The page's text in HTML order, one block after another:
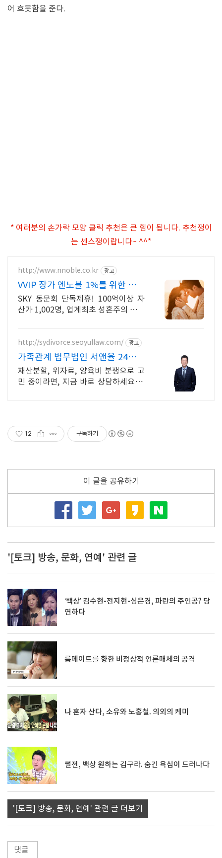
어 흐뭇함을 준다.
* 여러분의 손가락 모양 클릭 추천은 큰 힘이 됩니다. 추천쟁이
는 센스쟁이랍니다~ ^^*
http://www.nnoble.co.kr 광고
VVIP 장가 엔노블 1%를 위한 상류
층 결정사
SKY 동문회 단독제휴! 100억이상 자
산가 1,002명, 업계최초 성혼주의 시행
상 2회수상
http://sydivorce.seoyullaw.com/ 광고
가족관계 법무법인 서앤율 24시간
전국 상담 진행중!
재산분할, 위자료, 양육비 분쟁으로 고
민 중이라면, 지금 바로 상담하세요 이
12 구독하기
이 글을 공유하기
'[토크] 방송, 문화, 연예' 관련 글
‘백상’ 김수현-전지현-심은경, 파란의 주인공? 당
연하다
룸메이트를 향한 비정상적 언론매체의 공격
나 혼자 산다, 소유와 노홍철. 의외의 케미
썰전, 백상 원하는 김구라. 숨긴 욕심이 드러나다
'[토크] 방송, 문화, 연예' 관련 글 더보기
댓글